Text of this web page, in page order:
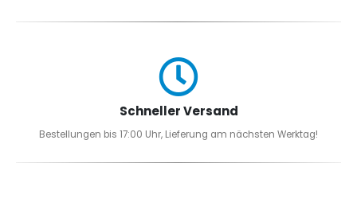
Schneller Versand
Bestellungen bis 17:00 Uhr, Lieferung am nächsten Werktag!